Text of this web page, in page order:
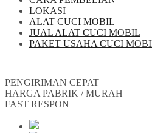
LOKASI
ALAT CUCI MOBIL
JUAL ALAT CUCI MOBIL
PAKET USAHA CUCI
PENGIRIMAN CEPAT
HARGA PABRIK / MURAH
FAST RESPON